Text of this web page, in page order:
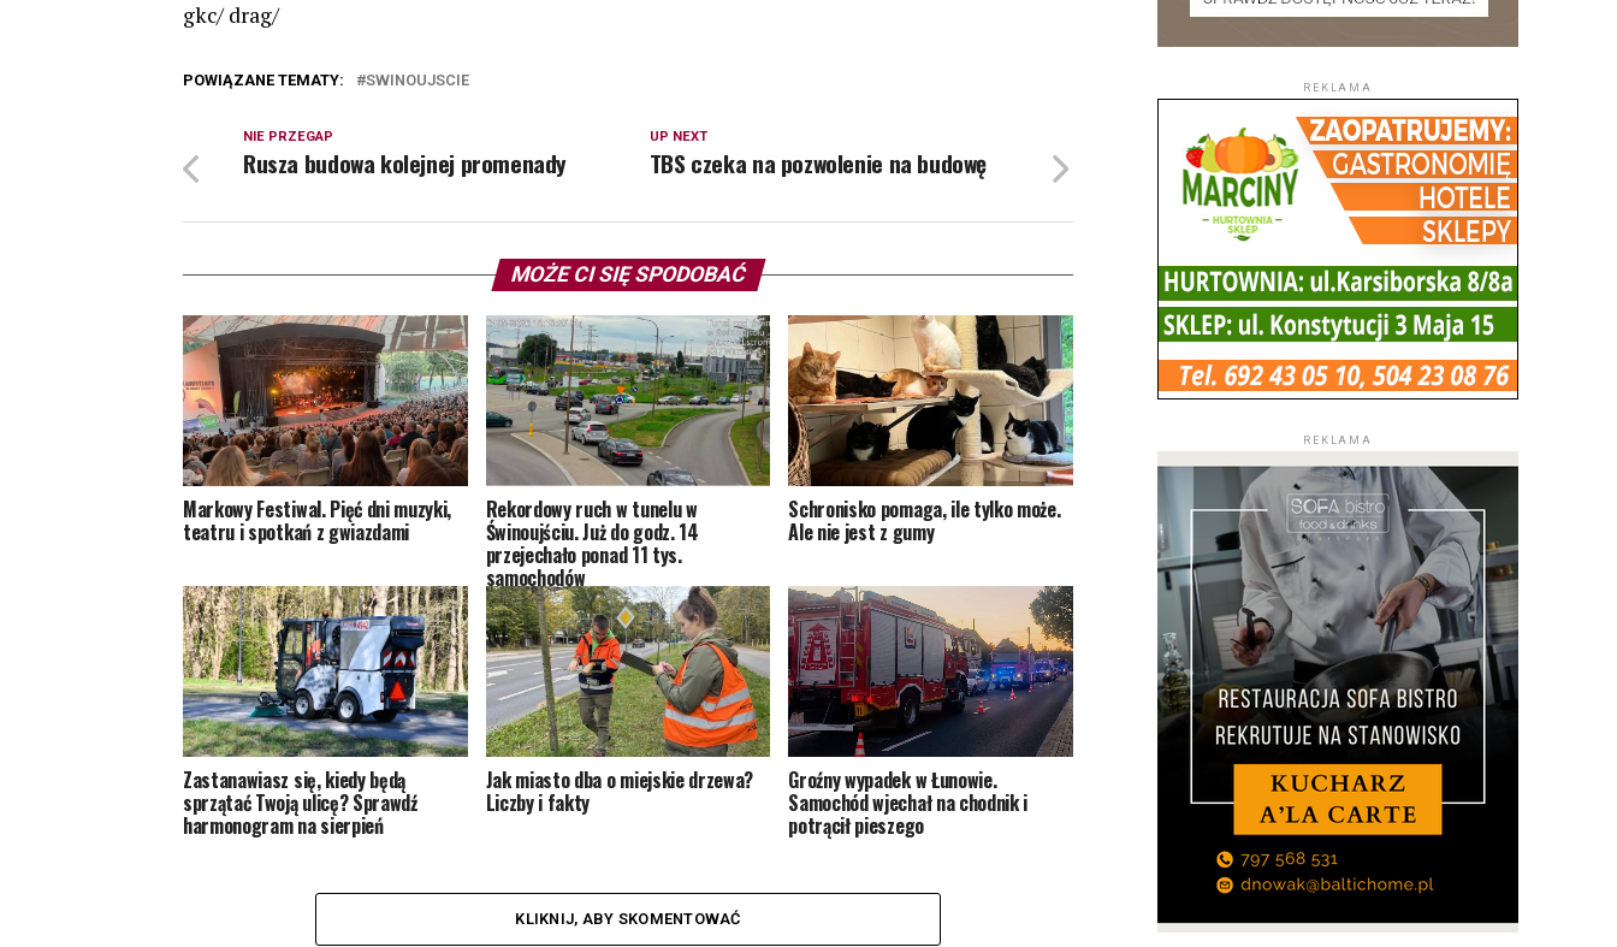
gkc/ drag/
POWIĄZANE TEMATY: SWINOUJSCIE
UP NEXT
TBS czeka na pozwolenie na budowę
NIE PRZEGAP
Rusza budowa kolejnej promenady
MOŻE CI SIĘ SPODOBAĆ
Markowy Festiwal. Pięć dni muzyki,
teatru i spotkań z gwiazdami
Rekordowy ruch w tunelu w
Świnoujściu. Już do godz. 14
przejechało ponad 11 tys.
samochodów
Schronisko pomaga, ile tylko może.
Ale nie jest z gumy
Zastanawiasz się, kiedy będą
sprzątać Twoją ulicę? Sprawdź
harmonogram na sierpień
Jak miasto dba o miejskie drzewa?
Liczby i fakty
Groźny wypadek w Łunowie.
Samochód wjechał na chodnik i
potrącił pieszego
KLIKNIJ, ABY SKOMENTOWAĆ
REKLAMA
REKLAMA